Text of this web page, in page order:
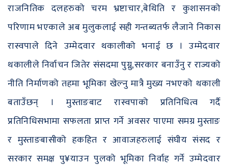
राजनितिक दलहरुको चरम भ्रष्टाचार,बेथिति र कुशासनको
परिणाम भएकाले अब मुलुकलाई सही गन्तब्यतर्फ लैजाने निकास
रास्वपाले दिने उम्मेदवार थकालीको भनाई छ । उम्मेदवार
थकालीले निर्वाचन जितेर संसदमा पुग्नु,सरकार बनाउँनु र राज्यको
नीति निर्माणको तहमा भूमिका खेल्नु मात्रै मुख्य नभएको थकाली
बताउँछन् । मुस्ताङबाट रास्वपाको प्रतिनिधित्व गर्दै
प्रतिनिधिसभामा सफलता प्राप्त गर्ने अवसर पाएमा समग्र मुस्ताङ
र मुस्ताङबासीको हकहित र आवाजहरुलाई संघीय संसद र
सरकार समक्ष पु¥याउन पुलको भूमिका निर्वाह गर्ने उम्मेदवार